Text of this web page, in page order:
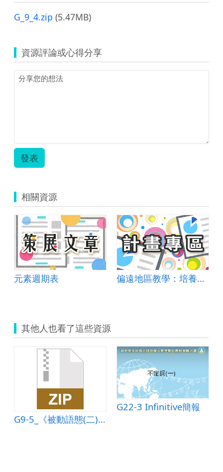
G_9_4.zip (5.47MB)
資源評論或心得分享
發表
相關資源
元素週期表 偏遠地區教學：培養道德實踐與公民意識素養
其他人也看了這些資源
G9-5_《被動語態(二)：助動詞、感官動詞、使役動詞》學習單
G22-3 Infinitive簡報